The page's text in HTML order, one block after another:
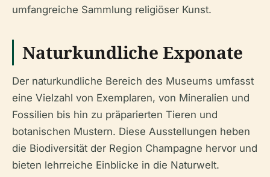
umfangreiche Sammlung religiöser Kunst.
Naturkundliche Exponate
Der naturkundliche Bereich des Museums umfasst
eine Vielzahl von Exemplaren, von Mineralien und
Fossilien bis hin zu präparierten Tieren und
botanischen Mustern. Diese Ausstellungen heben
die Biodiversität der Region Champagne hervor und
bieten lehrreiche Einblicke in die Naturwelt.